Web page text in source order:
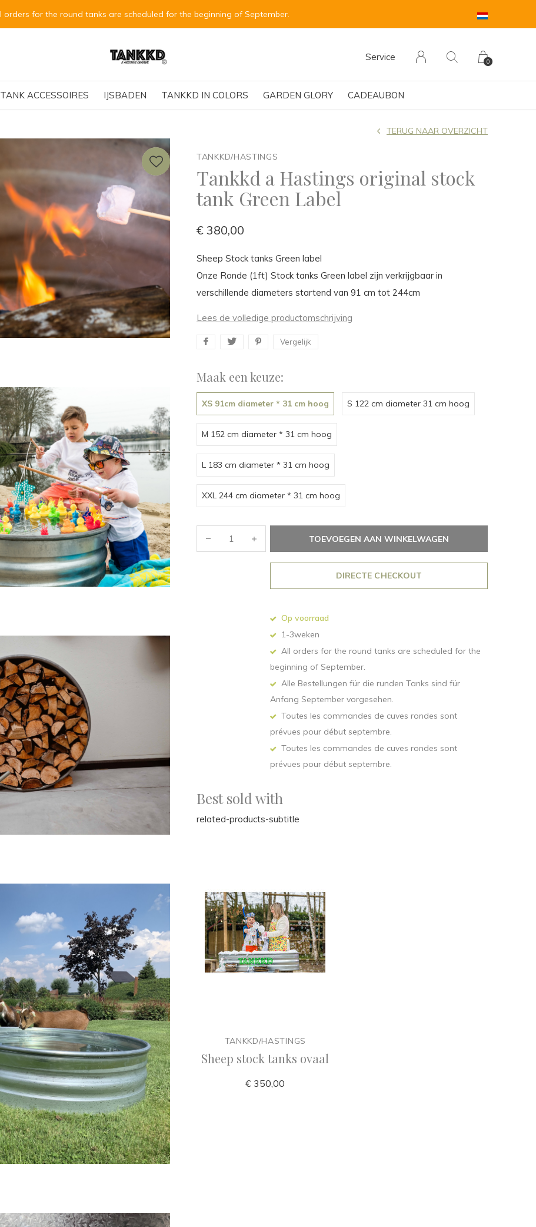
TANK ACCESSOIRES IJSBADEN TANKKD IN COLORS GARDEN GLORY CADEAUBON
Service 0
Alle Bestellungen für die runden Tanks sind für Anfang September vorgesehen.
TANKKD/HASTINGS
Tankkd a Hastings original stock
tank Green Label
TERUG NAAR OVERZICHT
€ 380,00
Sheep Stock tanks Green label
Onze Ronde (1ft) Stock tanks Green label zijn verkrijgbaar in
verschillende diameters startend van 91 cm tot 244cm
Lees de volledige productomschrijving
Vergelijk
Maak een keuze:
XS 91cm diameter * 31 cm hoog S 122 cm diameter 31 cm hoog
M 152 cm diameter * 31 cm hoog
L 183 cm diameter * 31 cm hoog
XXL 244 cm diameter * 31 cm hoog
TOEVOEGEN AAN WINKELWAGEN
DIRECTE CHECKOUT
Op voorraad
1-3weken
All orders for the round tanks are scheduled for the
beginning of September.
Alle Bestellungen für die runden Tanks sind für
Anfang September vorgesehen.
Toutes les commandes de cuves rondes sont
prévues pour début septembre.
Toutes les commandes de cuves rondes sont
prévues pour début septembre.
Best sold with
related-products-subtitle
TANKKD/HASTINGS
Sheep stock tanks ovaal
€ 350,00